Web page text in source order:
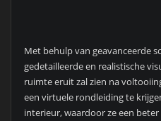
Met behulp van geavanceerde
gedetailleerde en realistische
ruimte eruit zal zien na
een virtuele rondleiding te
interieur, waardoor ze een